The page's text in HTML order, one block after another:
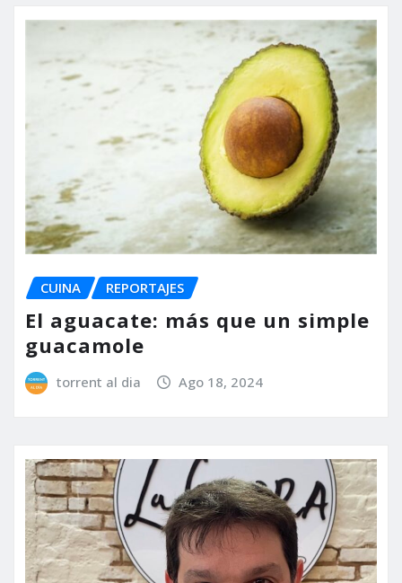
CUINA REPORTAJES
El aguacate: más que un simple
guacamole
torrent al dia Ago 18, 2024